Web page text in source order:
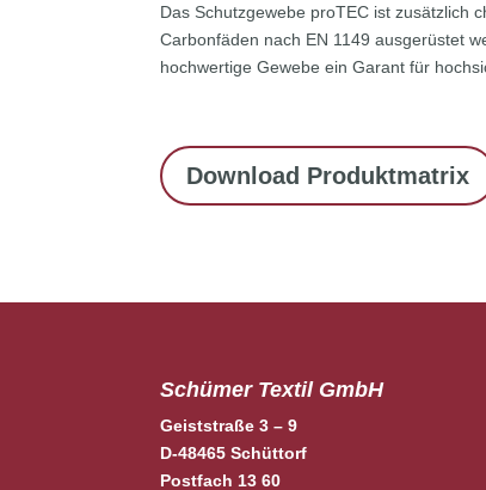
Das Schutzgewebe proTEC ist zusätzlich
Carbonfäden nach EN 1149 ausgerüstet
hochwertige Gewebe ein Garant für
Download Produktmatrix
Schümer Textil GmbH
Geiststraße 3 – 9
D-48465 Schüttorf
Postfach 13 60